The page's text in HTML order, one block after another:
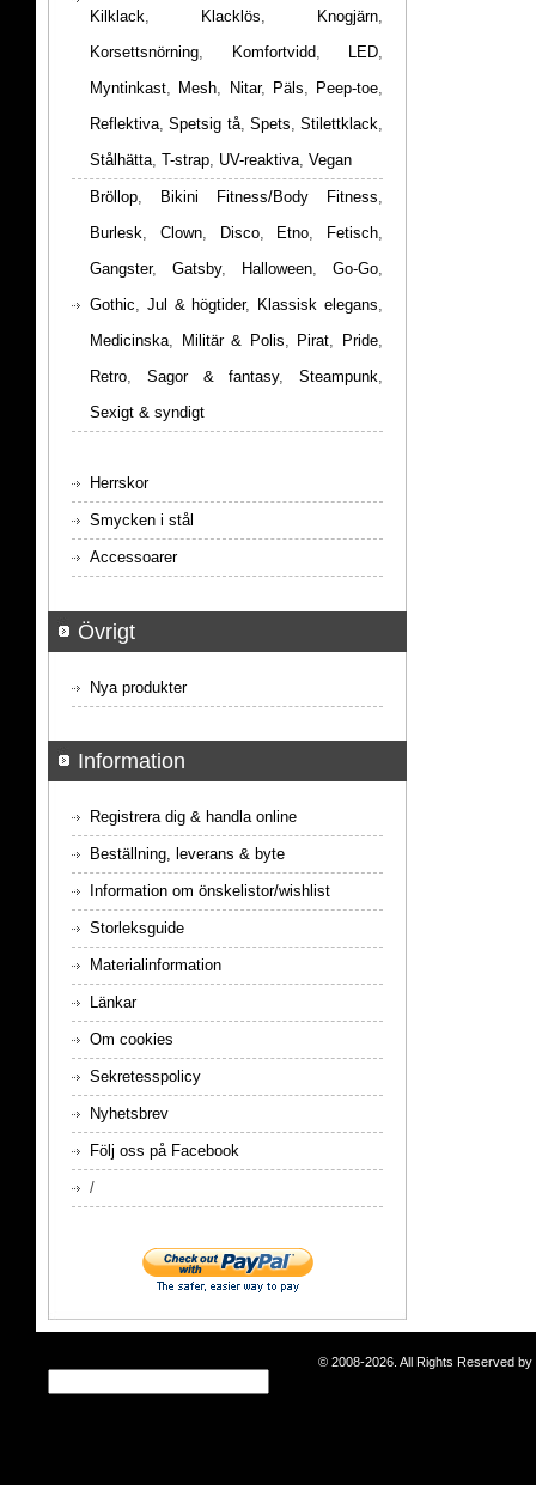
Kilklack, Klacklös, Knogjärn,
Korsettsnörning, Komfortvidd, LED,
Myntinkast, Mesh, Nitar, Päls, Peep-toe,
Reflektiva,Spetsig tå, Spets, Stilettklack,
Stålhätta, T-strap, UV-reaktiva, Vegan
Bröllop, Bikini Fitness/Body Fitness,
Burlesk, Clown, Disco, Etno, Fetisch,
Gangster, Gatsby, Halloween, Go-Go,
Gothic, Jul & högtider, Klassisk elegans,
Medicinska, Militär & Polis, Pirat, Pride,
Retro, Sagor & fantasy, Steampunk,
Sexigt & syndigt
Herrskor
Smycken i stål
Accessoarer
Övrigt
Nya produkter
Information
Registrera dig & handla online
Beställning, leverans & byte
Information om önskelistor/wishlist
Storleksguide
Materialinformation
Länkar
Om cookies
Sekretesspolicy
Nyhetsbrev
Följ oss på Facebook
/
© 2008-2026. All Rights Reserved